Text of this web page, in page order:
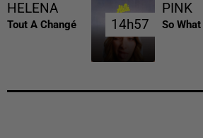
HELENA
Tout A Changé 14h57
14h57
PINK
So What